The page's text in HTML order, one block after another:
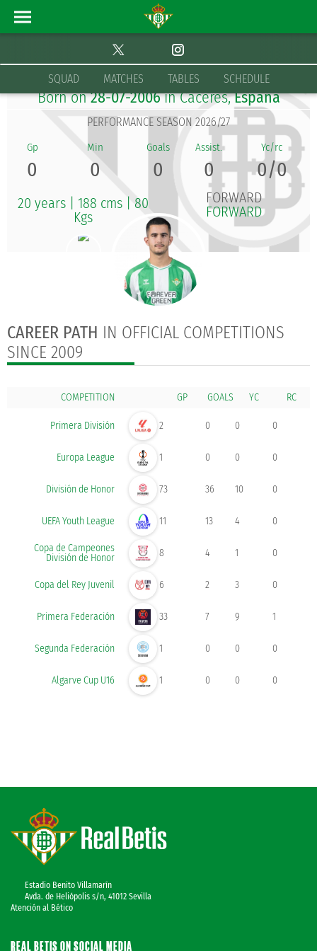
SQUAD MATCHES TABLES SCHEDULE
RODRIGO MARINA PARRA
Born on28-07-2006in Cáceres,España
PERFORMANCE SEASON 2026/27
0 0 0 0 0/0
20 years 188 cms
80
Kgs
FORWARD
FORWARD
CAREER PATH IN OFFICIAL COMPETITIONS
SINCE 2009
COMPETITION GOALS
Primera División 2 0 0 0
Europa League 1 0 0 0
División de Honor 73 36 10 0
UEFA Youth League 11 13 4 0
Copa de Campeones
División de Honor
8 4 1 0
Copa del Rey Juvenil 6 2 3 0
Primera Federación 33 7 9 1
Segunda Federación 1 0 0 0
Algarve Cup U16 1 0 0 0
Estadio Benito Villamarín
Avda. de Heliópolis s/n, 41012 Sevilla
Atención al Bético
REAL BETIS ON SOCIAL MEDIA